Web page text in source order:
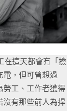
在這天都會有「撿
電，但可曾想過
勞工、工作者獲得
沒有那些前人為捍